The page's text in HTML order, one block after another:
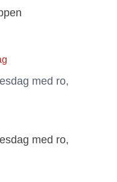
med ro,
med ro,